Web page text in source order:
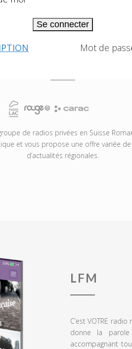
Se connecter
Mot de
de radios privées en Suisse
et vous propose une offre variée de
d’actualités régionales.
LFM
C’est VOTRE
donne la
accompagnant